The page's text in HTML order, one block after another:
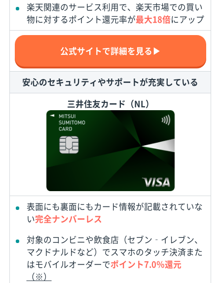
楽天関連のサービス利用で、楽天市場での買い
物に対するポイント還元率が最大18倍にアップ
公式サイトで詳細を見る▶
安心のセキュリティやサポートが充実している
三井住友カード（NL）
表面にも裏面にもカード情報が記載されていな
い完全ナンバーレス
対象のコンビニや飲食店（セブン‐イレブン、
マクドナルドなど）でスマホのタッチ決済また
はモバイルオーダーでポイント7.0％還元
（※）